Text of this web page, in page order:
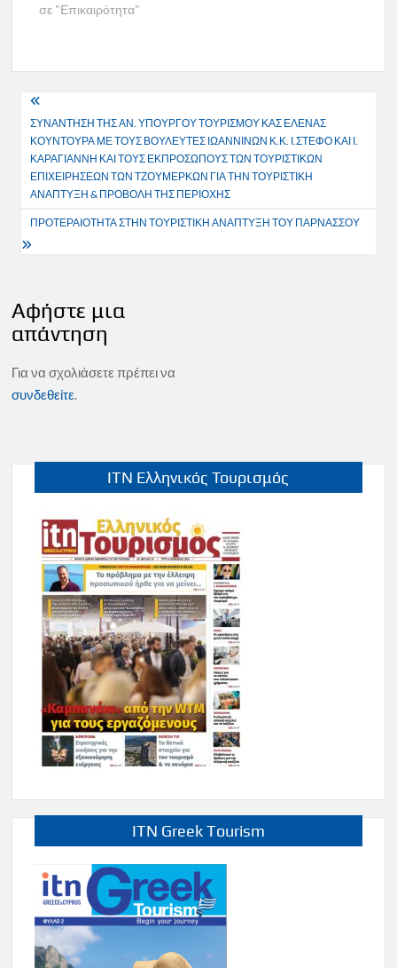
σε "Επικαιρότητα"
Πλοήγηση
άρθρων
ΣΥΝΑΝΤΗΣΗ ΤΗΣ ΑΝ. ΥΠΟΥΡΓΟΥ ΤΟΥΡΙΣΜΟΥ ΚΑΣ ΕΛΕΝΑΣ
ΚΟΥΝΤΟΥΡΑ ΜΕ ΤΟΥΣ ΒΟΥΛΕΥΤΕΣ ΙΩΑΝΝΙΝΩΝ Κ.Κ. Ι.ΣΤΕΦΟ ΚΑΙ Ι.
ΚΑΡΑΓΙΑΝΝΗ ΚΑΙ ΤΟΥΣ ΕΚΠΡΟΣΩΠΟΥΣ ΤΩΝ ΤΟΥΡΙΣΤΙΚΩΝ
ΕΠΙΧΕΙΡΗΣΕΩΝ ΤΩΝ ΤΖΟΥΜΕΡΚΩΝ ΓΙΑ ΤΗΝ ΤΟΥΡΙΣΤΙΚΗ
ΑΝΑΠΤΥΞΗ & ΠΡΟΒΟΛΗ ΤΗΣ ΠΕΡΙΟΧΗΣ
ΠΡΟΤΕΡΑΙΟΤΗΤΑ ΣΤΗΝ ΤΟΥΡΙΣΤΙΚΗ ΑΝΑΠΤΥΞΗ ΤΟΥ ΠΑΡΝΑΣΣΟΥ
Αφήστε μια
απάντηση
Για να σχολιάσετε πρέπει να
συνδεθείτε.
ITN Ελληνικός Τουρισμός
ITN Greek Tourism